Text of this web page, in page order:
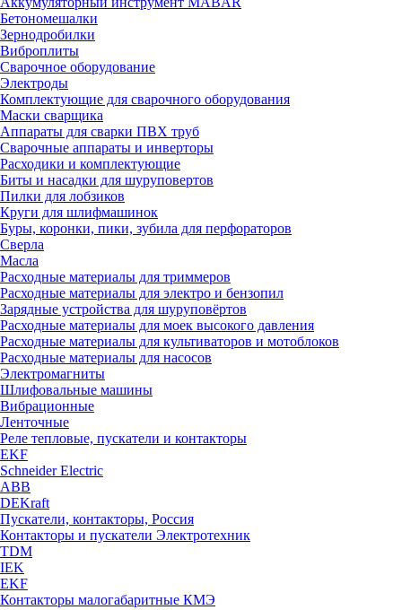
Бетономешалки
Зернодробилки
Виброплиты
Сварочное оборудование
Электроды
Комплектующие для сварочного оборудования
Маски сварщика
Аппараты для сварки ПВХ труб
Сварочные аппараты и инверторы
Расходики и комплектующие
Биты и насадки для шуруповертов
Пилки для лобзиков
Круги для шлифмашинок
Буры, коронки, пики, зубила для перфораторов
Сверла
Масла
Расходные материалы для триммеров
Расходные материалы для электро и бензопил
Зарядные устройства для шуруповёртов
Расходные материалы для моек высокого давления
Расходные материалы для культиваторов и мотоблоков
Расходные материалы для насосов
Электромагниты
Шлифовальные машины
Вибрационные
Ленточные
Реле тепловые, пускатели и контакторы
EKF
Schneider Electric
ABB
DEKraft
Пускатели, контакторы, Россия
Контакторы и пускатели Электротехник
TDM
IEK
EKF
Контакторы малогабаритные КМЭ